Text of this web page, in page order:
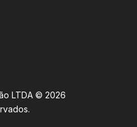
LTDA © 2026